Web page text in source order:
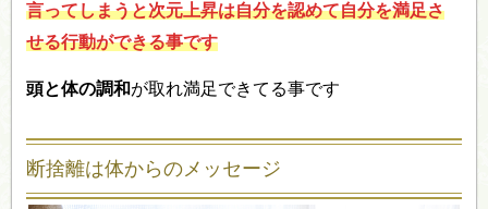
言ってしまうと次元上昇は自分を認めて自分を満足さ
せる行動ができる事です
頭と体の調和が取れ満足できてる事です
断捨離は体からのメッセージ